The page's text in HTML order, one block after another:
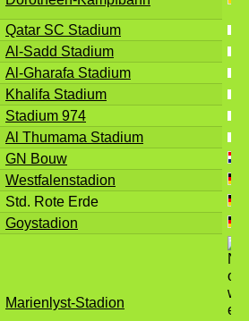
Qatar SC Stadium
Al-Sadd Stadium
Al-Gharafa Stadium
Khalifa Stadium
Stadium 974
Al Thumama Stadium
GN Bouw
Westfalenstadion
Std. Rote Erde
Goystadion
Marienlyst-Stadion